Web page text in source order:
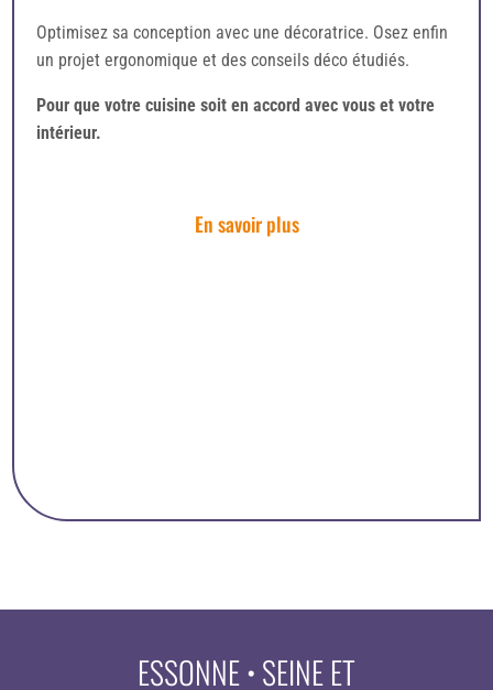
Optimisez sa conception avec une décoratrice. Osez enfin
un projet ergonomique et des conseils déco étudiés.
Pour que votre cuisine soit en accord avec vous et votre
intérieur.
En savoir plus
ESSONNE • SEINE ET